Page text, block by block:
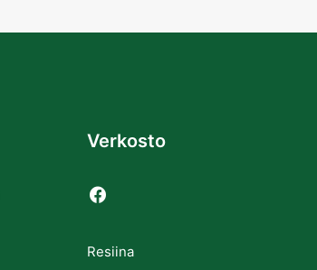
Verkosto
Resiina